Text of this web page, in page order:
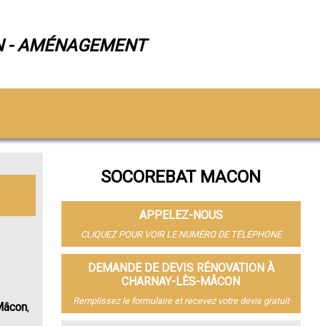
- AMÉNAGEMENT
,
SOCOREBAT MACON
APPELEZ-NOUS
CLIQUEZ POUR VOIR LE NUMÉRO DE TÉLÉPHONE
DEMANDE DE DEVIS RÉNOVATION À
CHARNAY-LÈS-MÂCON
Remplissez le formulaire et recevez votre devis gratuit